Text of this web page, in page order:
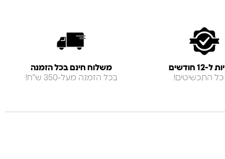
12 חודשים
התכשיטים!
משלוח חינם בכל הזמנה
בכל הזמנה מעל-350 ש"ח!